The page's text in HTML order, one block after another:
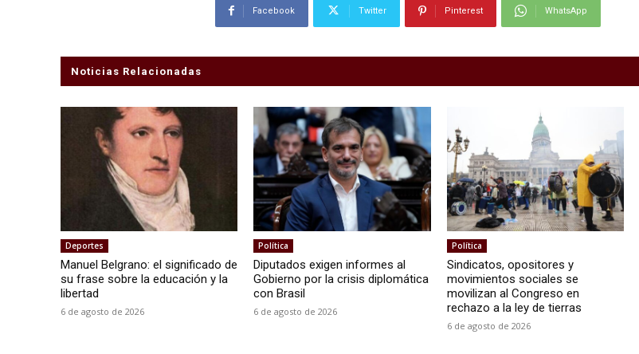
Facebook Twitter Pinterest WhatsApp
Noticias Relacionadas
Deportes
Manuel Belgrano: el significado de
su frase sobre la educación y la
libertad
6 de agosto de 2026
Política
Diputados exigen informes al
Gobierno por la crisis diplomática
con Brasil
6 de agosto de 2026
Política
Sindicatos, opositores y
movimientos sociales se
movilizan al Congreso en
rechazo a la ley de tierras
6 de agosto de 2026